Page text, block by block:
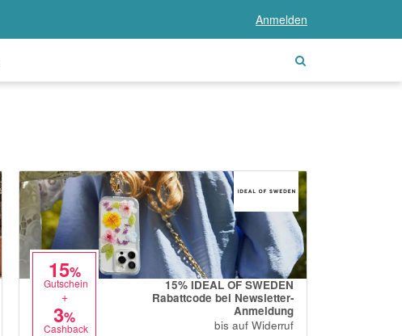
Anmelden
15%
Gutschein
+
3%
Cashback
15% IDEAL OF SWEDEN
Rabattcode bei Newsletter-
Anmeldung
bis auf Widerruf